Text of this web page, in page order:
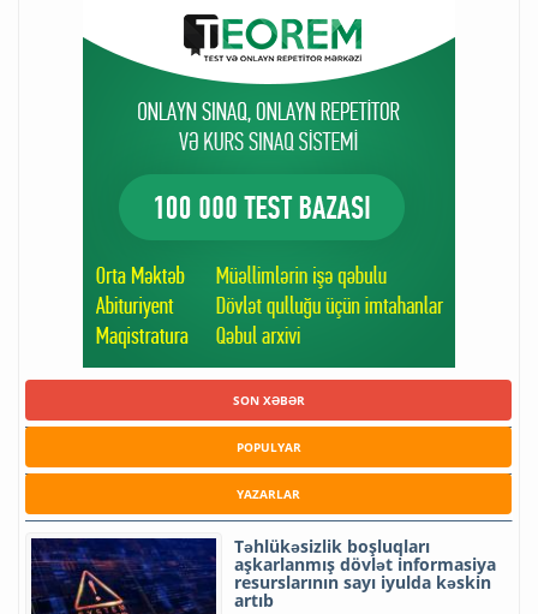
SON XƏBƏR
POPULYAR
YAZARLAR
Təhlükəsizlik boşluqları
aşkarlanmış dövlət informasiya
resurslarının sayı iyulda kəskin
artıb